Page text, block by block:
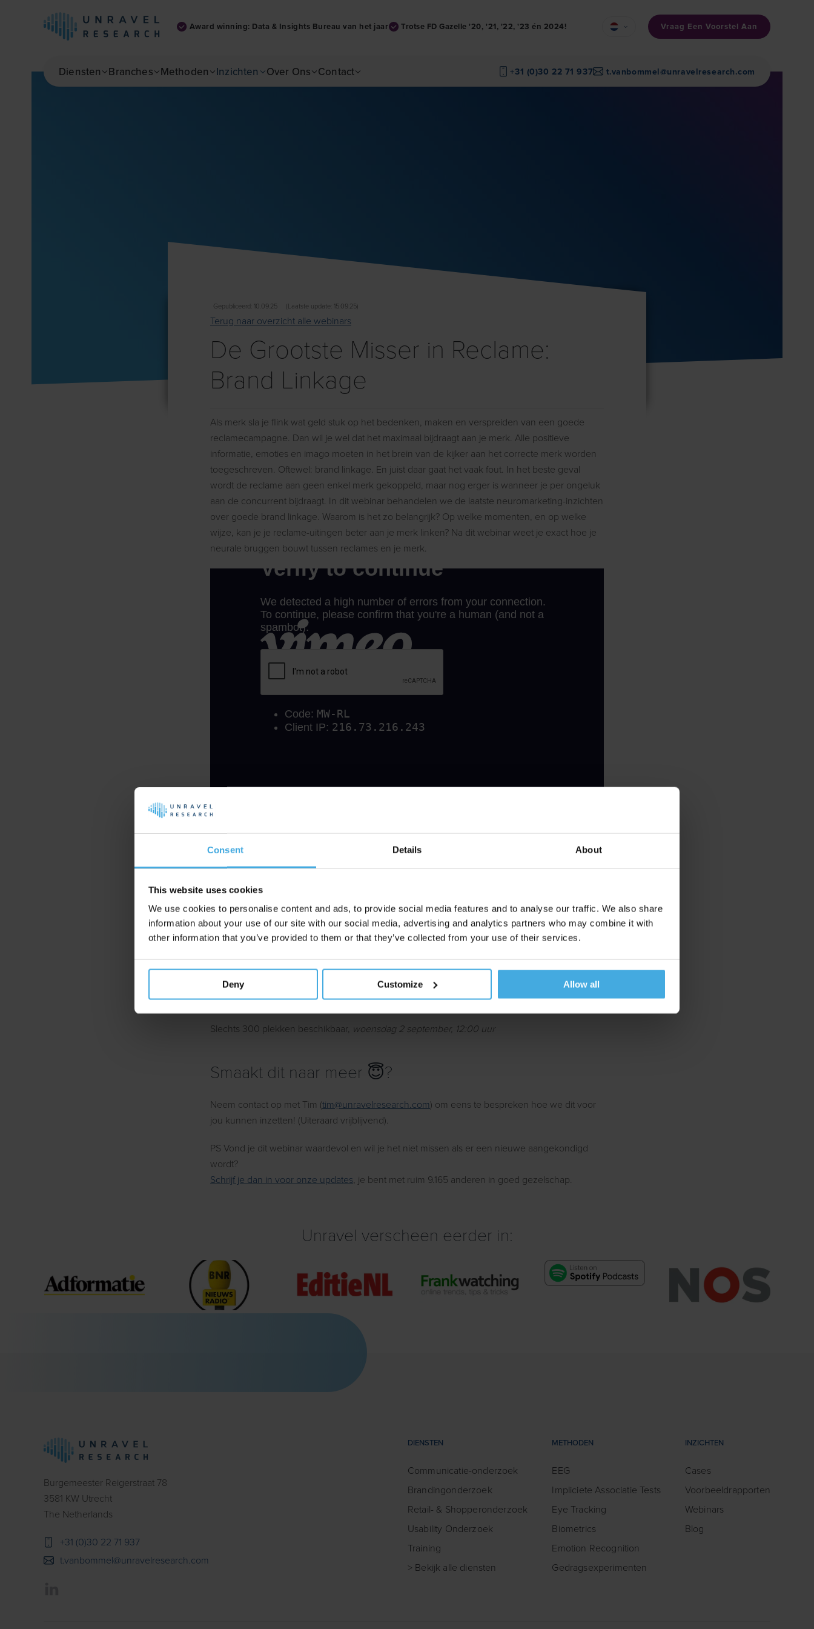
Consent Details About
This website uses cookies
We use cookies to personalise content and ads, to provide social media features and to analyse our traffic. We also share
information about your use of our site with our social media, advertising and analytics partners who may combine it with
other information that you’ve provided to them or that they’ve collected from your use of their services.
Deny Customize Allow all
Skip to main content Award winning: Data & Insights Bureau van het jaar Trotse FD Gazelle '20, '21, '22, '23 én 2024! Vraag Een Voorstel Aan
Diensten Branches Methoden Inzichten Over Ons Contact +31 (0)30 22 71 937 t.vanbommel@unravelresearch.com
Gepubliceerd: 10.09.25 (Laatste update: 15.09.25)
Terug naar overzicht alle webinars
De Grootste Misser in Reclame:
Brand Linkage
Als merk sla je flink wat geld stuk op het bedenken, maken en verspreiden van een goede
reclamecampagne. Dan wil je wel dat het maximaal bijdraagt aan je merk. Alle positieve
informatie, emoties en imago moeten in het brein van de kijker aan het correcte merk worden
toegeschreven. Oftewel: brand linkage. En juist daar gaat het vaak fout. In het beste geval
wordt de reclame aan geen enkel merk gekoppeld, maar nog erger is wanneer je per ongeluk
aan de concurrent bijdraagt. In dit webinar behandelen we de laatste neuromarketing-inzichten
over goede brand linkage. Waarom is het zo belangrijk? Op welke momenten, en op welke
wijze, kan je je reclame-uitingen beter aan je merk linken? Na dit webinar weet je exact hoe je
neurale bruggen bouwt tussen reclames en je merk.
Klik hier om de Key Insights te downloaden (PDF)
Klik hier om de Sheets te downloaden (PDF)
Beluister je deze webinar liever op Spotify? Klik hier:
Aankomende webinar 👇
Schrijf Je Nu Gratis In
Slechts 300 plekken beschikbaar, woensdag 2 september, 12:00 uur
Smaakt dit naar meer 😇?
Neem contact op met Tim (tim@unravelresearch.com) om eens te bespreken hoe we dit voor
jou kunnen inzetten! (Uiteraard vrijblijvend).
PS Vond je dit webinar waardevol en wil je het niet missen als er een nieuwe aangekondigd
wordt?
Schrijf je dan in voor onze updates, je bent met ruim 9.165 anderen in goed gezelschap.
Unravel verscheen eerder in:
Burgemeester Reigerstraat 78
3581 KW Utrecht
The Netherlands
+31 (0)30 22 71 937
t.vanbommel@unravelresearch.com
DIENSTEN
Communicatie-onderzoek
Brandingonderzoek
Retail- & Shopperonderzoek
Usability Onderzoek
Training
> Bekijk alle diensten
METHODEN
EEG
Impliciete Associatie Tests
Eye Tracking
Biometrics
Emotion Recognition
Gedragsexperimenten
INZICHTEN
Cases
Voorbeeldrapporten
Webinars
Blog